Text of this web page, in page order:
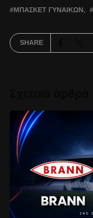
ΜΠΆΣΚΕΤ ΓΥΝΑΙΚΏΝ
SHARE